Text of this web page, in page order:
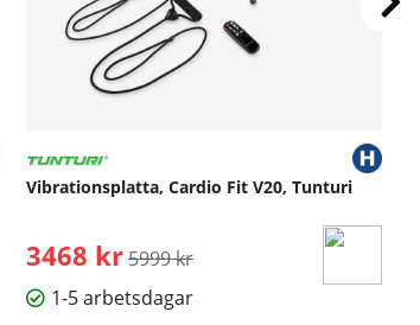
Vibrationsplatta, Cardio Fit V20, Tunturi
3468 kr Ordinarie pris:
5999 kr
1-5 arbetsdagar